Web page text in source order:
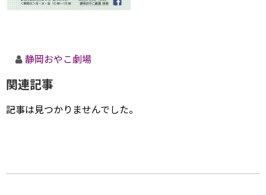
静岡おやこ劇場
関連記事
記事は見つかりませんでした。